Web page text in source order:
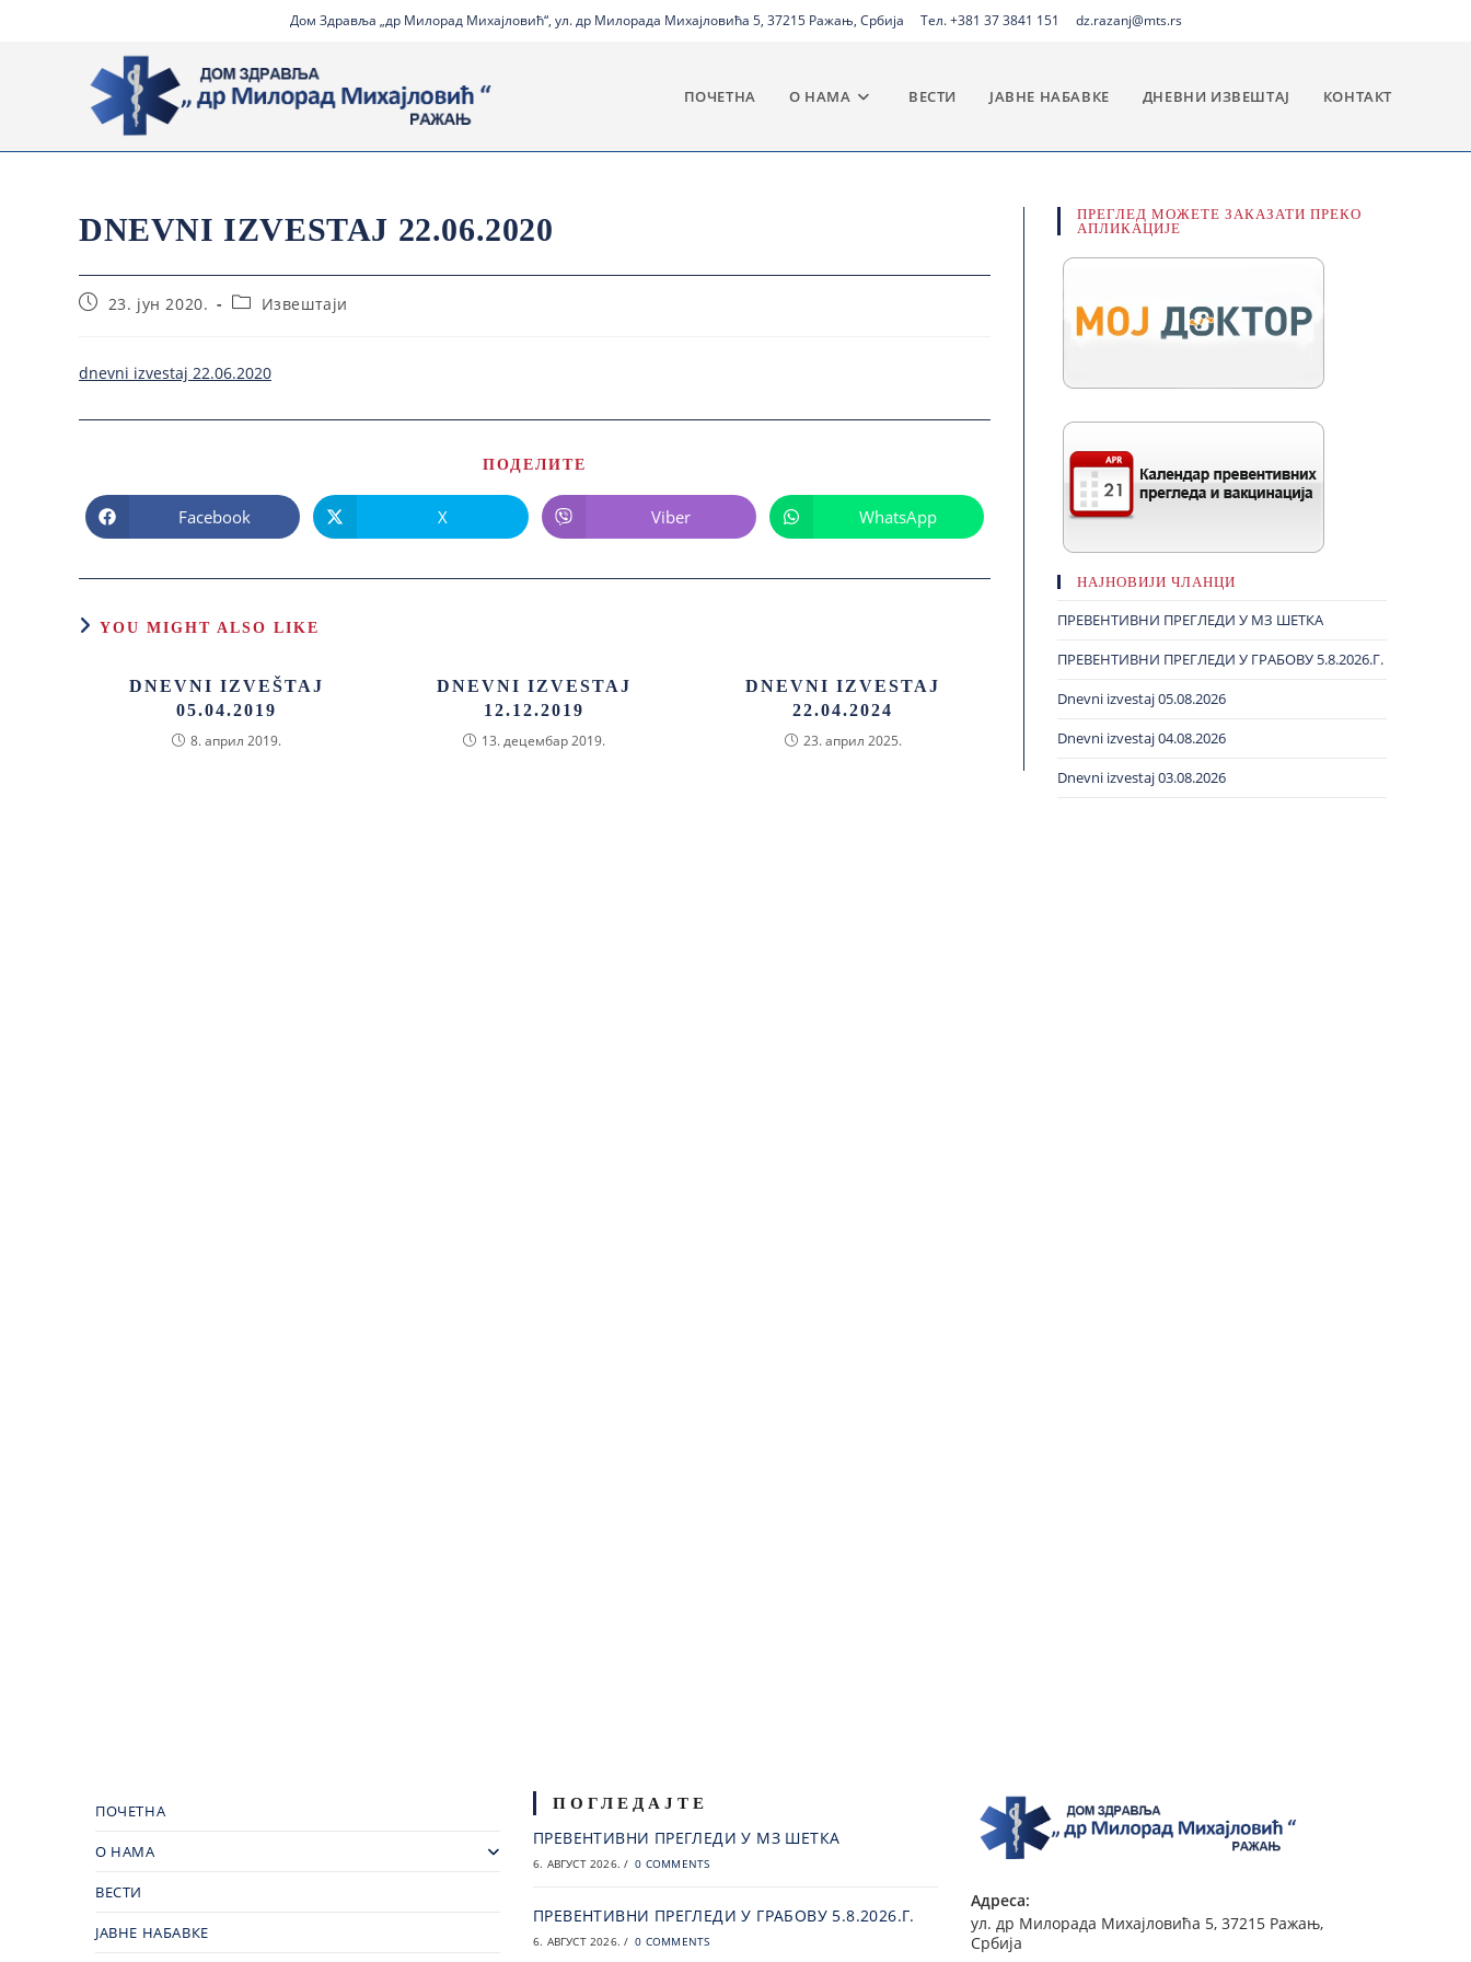
Дом Здравља „др Милорад Михајловић“, ул. др Милорада Михајловића 5, 37215 Ражањ, Србија Тел. +381 37 3841 151 dz.razanj@mts.rs
ПОЧЕТНА О НАМА ВЕСТИ ЈАВНЕ НАБАВКЕ ДНЕВНИ ИЗВЕШТАЈ КОНТАКТ
DNEVNI IZVESTAJ 22.06.2020
23. јун 2020. Извештаји
dnevni izvestaj 22.06.2020
ПОДЕЛИТЕ
Facebook X Viber WhatsApp
YOU MIGHT ALSO LIKE
DNEVNI IZVEŠTAJ
05.04.2019
8. април 2019.
DNEVNI IZVESTAJ
12.12.2019
13. децембар 2019.
DNEVNI IZVESTAJ
22.04.2024
23. април 2025.
ПРЕГЛЕД МОЖЕТЕ ЗАКАЗАТИ ПРЕКО
АПЛИКАЦИЈЕ
НАЈНОВИЈИ ЧЛАНЦИ
ПРЕВЕНТИВНИ ПРЕГЛЕДИ У МЗ ШЕТКА
ПРЕВЕНТИВНИ ПРЕГЛЕДИ У ГРАБОВУ 5.8.2026.Г.
Dnevni izvestaj 05.08.2026
Dnevni izvestaj 04.08.2026
Dnevni izvestaj 03.08.2026
ПОЧЕТНА
О НАМА
ВЕСТИ
ЈАВНЕ НАБАВКЕ
ПОГЛЕДАЈТЕ
ПРЕВЕНТИВНИ ПРЕГЛЕДИ У МЗ ШЕТКА
6. АВГУСТ 2026. / 0 COMMENTS
ПРЕВЕНТИВНИ ПРЕГЛЕДИ У ГРАБОВУ 5.8.2026.Г.
6. АВГУСТ 2026. / 0 COMMENTS
Адреса:
ул. др Милорада Михајловића 5, 37215 Ражањ,
Србија